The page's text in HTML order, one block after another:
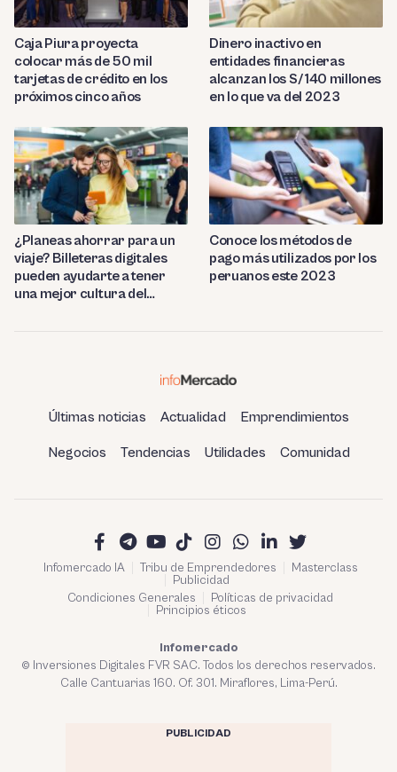
Caja Piura proyecta
colocar más de 50 mil
tarjetas de crédito en los
próximos cinco años
Dinero inactivo en
entidades financieras
alcanzan los S/ 140 millones
en lo que va del 2023
¿Planeas ahorrar para un
viaje? Billeteras digitales
pueden ayudarte a tener
una mejor cultura del
Conoce los métodos de
pago más utilizados por los
peruanos este 2023
Últimas noticias Actualidad Emprendimientos
Negocios Tendencias Utilidades Comunidad
Infomercado IA Tribu de Emprendedores
Masterclass
Publicidad
Condiciones Generales
Políticas de privacidad
Principios éticos
Infomercado
© Inversiones Digitales FVR SAC. Todos los derechos reservados.
Calle Cantuarias 160. Of. 301. Miraflores, Lima-Perú.
PUBLICIDAD